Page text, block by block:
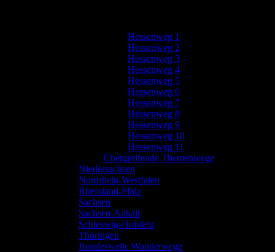
Hessenweg 1
Hessenweg 2
Hessenweg 3
Hessenweg 4
Hessenweg 5
Hessenweg 6
Hessenweg 7
Hessenweg 8
Hessenweg 9
Hessenweg 10
Hessenweg 11
Übergreifende Themenwege
Niedersachsen
Nordrhein-Westfalen
Rheinland-Pfalz
Sachsen
Sachsen-Anhalt
Schleswig-Holstein
Thüringen
Bundesweite Wanderwege